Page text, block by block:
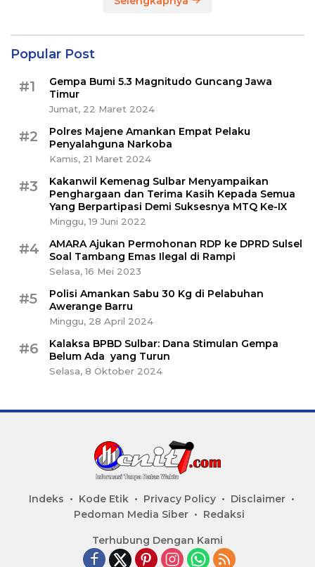
Popular Post
#1
Gempa Bumi 5.3 Magnitudo Guncang Jawa
Timur
Jumat, 22 Maret 2024
#2
Polres Majene Amankan Empat Pelaku
Penyalahguna Narkoba
Kamis, 21 Maret 2024
#3
Kakanwil Kemenag Sulbar Menyampaikan
Penghargaan dan Terima Kasih Kepada Semua
Yang Berpartipasi Demi Suksesnya MTQ Ke-IX
Minggu, 19 Juni 2022
#4
AMARA Ajukan Permohonan RDP ke DPRD Sulsel
Soal Tambang Emas Ilegal di Rampi
Selasa, 16 Mei 2023
#5
Polisi Amankan Sabu 30 Kg di Pelabuhan
Awerange Barru
Minggu, 28 April 2024
#6
Kalaksa BPBD Sulbar: Dana Stimulan Gempa
Belum Ada yang Turun
Selasa, 8 Oktober 2024
Indeks Kode Etik Privacy Policy
Disclaimer
Pedoman Media Siber
Redaksi
Terhubung Dengan Kami